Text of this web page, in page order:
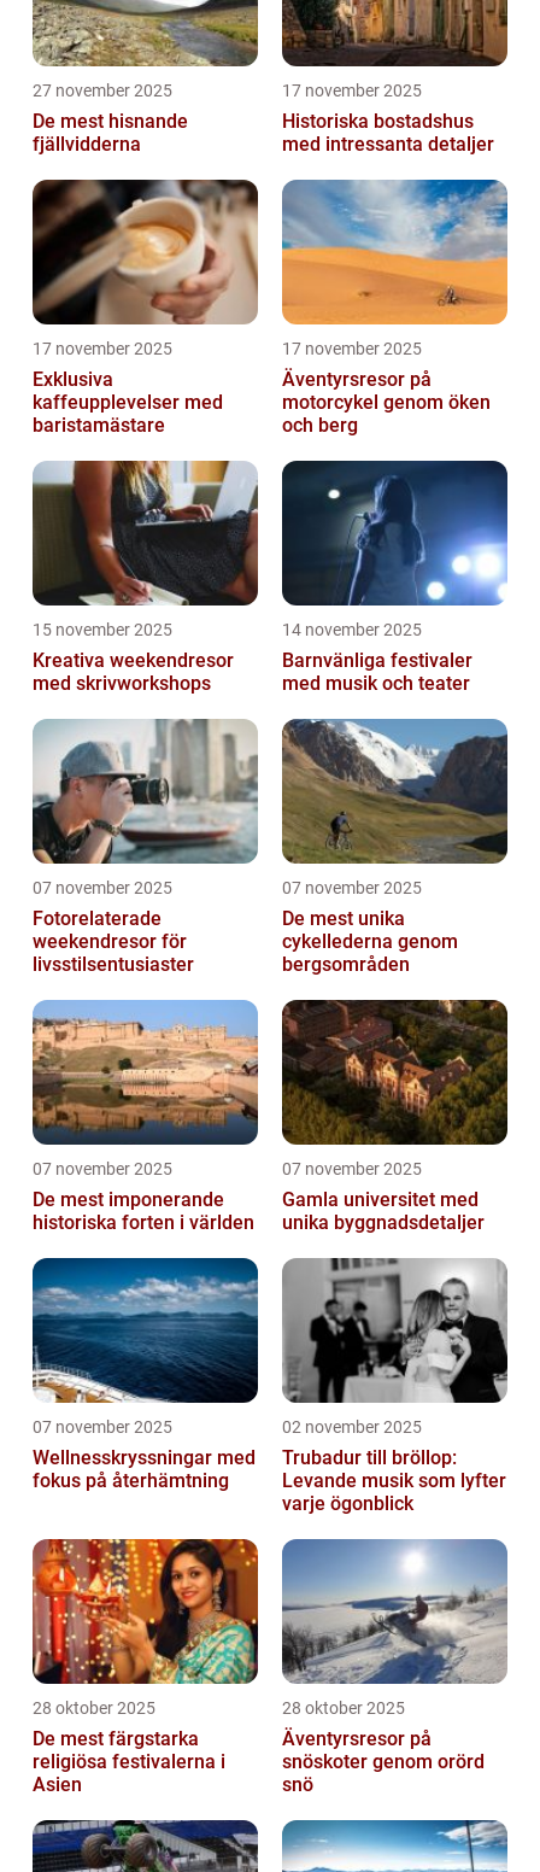
27 november 2025
De mest hisnande
fjällvidderna
17 november 2025
Historiska bostadshus
med intressanta detaljer
17 november 2025
Exklusiva
kaffeupplevelser med
baristamästare
17 november 2025
Äventyrsresor på
motorcykel genom öken
och berg
15 november 2025
Kreativa weekendresor
med skrivworkshops
14 november 2025
Barnvänliga festivaler
med musik och teater
07 november 2025
Fotorelaterade
weekendresor för
livsstilsentusiaster
07 november 2025
De mest unika
cykellederna genom
bergsområden
07 november 2025
De mest imponerande
historiska forten i världen
07 november 2025
Gamla universitet med
unika byggnadsdetaljer
07 november 2025
Wellnesskryssningar med
fokus på återhämtning
02 november 2025
Trubadur till bröllop:
Levande musik som lyfter
varje ögonblick
28 oktober 2025
De mest färgstarka
religiösa festivalerna i
Asien
28 oktober 2025
Äventyrsresor på
snöskoter genom orörd
snö